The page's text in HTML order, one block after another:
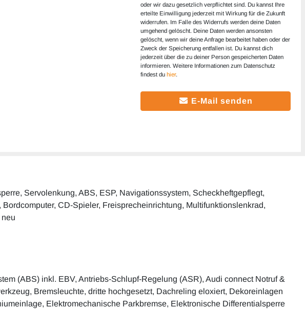
oder wir dazu gesetzlich verpflichtet sind. Du kannst Ihre
erteilte Einwilligung jederzeit mit Wirkung für die Zukunft
widerrufen. Im Falle des Widerrufs werden deine Daten
umgehend gelöscht. Deine Daten werden ansonsten
gelöscht, wenn wir deine Anfrage bearbeitet haben oder der
Zweck der Speicherung entfallen ist. Du kannst dich
jederzeit über die zu deiner Person gespeicherten Daten
informieren. Weitere Informationen zum Datenschutz
findest du hier.
E-Mail senden
Servolenkung, ABS, ESP, Navigationssystem, Scheckheftgepflegt,
CD-Spieler, Freisprecheinrichtung, Multifunktionslenkrad,
(ABS) inkl. EBV, Antriebs-Schlupf-Regelung (ASR), Audi connect Notruf &
Bremsleuchte, dritte hochgesetzt, Dachreling eloxiert, Dekoreinlagen
Elektromechanische Parkbremse, Elektronische Differentialsperre